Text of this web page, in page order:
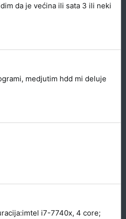
da je većina ili sata 3 ili neki
medjutim hdd mi deluje
i7-7740x, 4 core;